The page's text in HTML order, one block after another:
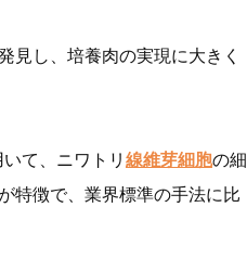
見し、培養肉の実現に大きく
て、ニワトリ 線維芽細胞の細
特徴で、業界標準の手法に比